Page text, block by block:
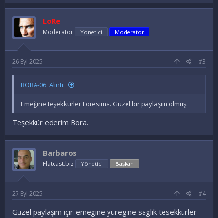
d
e
l
e
r
:
LoRe
Moderator Yönetici Moderator
26 Eyl 2025 #3
BORA-06' Alıntı:
Emeğine teşekkürler Loresima. Güzel bir paylaşım olmuş.
Teşekkür ederim Bora.
Barbaros
Flatcast.biz Yönetici Başkan
27 Eyl 2025 #4
Güzel paylaşım için emegine yüregine saglik tesekkürler